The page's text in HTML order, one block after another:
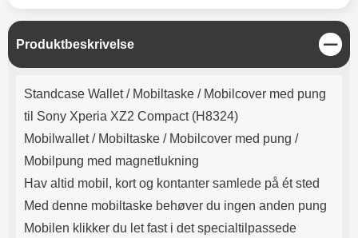
Lyttetid: cirka 4 timer
kontakt. USB Type-C til Lightning
kabel medfølger. Produktet er CE
50/60Hz 0.8A Max Output: USB:
DC5V/3.0A (15W) 9V/2.0A (18W)
(PD15W) 9V/2.22A (PD20W)
12V/1.67A(PD20W) Total Effekt:
20.W Max Længde på ledning: 1
Produktbeskrivelse
L
u
k
Produktbeskrivelse
Standcase Wallet / Mobiltaske / Mobilcover med pung
til Sony Xperia XZ2 Compact (H8324)
Mobilwallet / Mobiltaske / Mobilcover med pung /
Mobilpung med magnetlukning
Hav altid mobil, kort og kontanter samlede på ét sted
Med denne mobiltaske behøver du ingen anden pung
Mobilen klikker du let fast i det specialtilpassede